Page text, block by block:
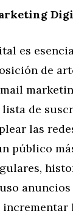
es
de
de
las
público
anuncios